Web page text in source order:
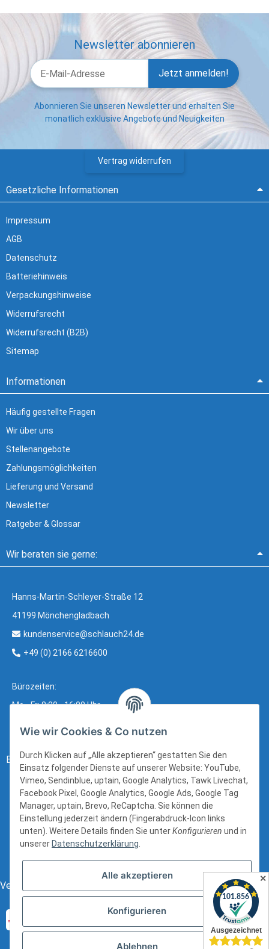
Newsletter abonnieren
Jetzt anmelden!
Abonnieren Sie unseren Newsletter und erhalten Sie
monatlich exklusive Angebote und Neuigkeiten
Vertrag widerrufen
Gesetzliche Informationen
Impressum
AGB
Datenschutz
Batteriehinweis
Verpackungshinweise
Widerrufsrecht
Widerrufsrecht (B2B)
Sitemap
Informationen
Häufig gestellte Fragen
Wir über uns
Stellenangebote
Zahlungsmöglichkeiten
Lieferung und Versand
Newsletter
Ratgeber & Glossar
Wir beraten sie gerne:
Hanns-Martin-Schleyer-Straße 12
41199 Mönchengladbach
kundenservice@schlauch24.de
+49 (0) 2166 6216600
Bürozeiten:
Mo - Fr: 8:00 - 16:00 Uhr
Bezahlung:
Versand:
Wie wir Cookies & Co nutzen
Durch Klicken auf „Alle akzeptieren“ gestatten Sie den
Einsatz folgender Dienste auf unserer Website: YouTube,
Vimeo, Sendinblue, uptain, Google Analytics, Tawk Livechat,
Facebook Pixel, Google Analytics, Google Ads, Google Tag
Manager, uptain, Brevo, ReCaptcha. Sie können die
Einstellung jederzeit ändern (Fingerabdruck-Icon links
unten). Weitere Details finden Sie unterKonfigurieren und in
unserer Datenschutzerklärung.
Alle akzeptieren
Konfigurieren
Ablehnen
✕